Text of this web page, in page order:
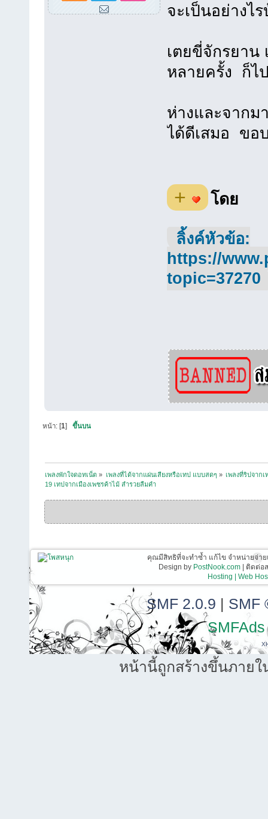
จะเป็นอย่างไ
เตยขี่จักรยาน
หลายครั้ง ก็ไ
ห่างและจากม
ได้ดีเสมอ ข
+ โดย
ลิ้งค์หัวข้อ:
https://
topic=37270
หน้า: [1]ขึ้นบน
เพลงพักใจดอทเน็ต » เพลงที่ได้จากแผ่นเสียงหรือเทป แบบสดๆ » เพลงที่ริปจาก
19 เทปจากเมืองเพชรค้าไม้ สำรวยลืมคำ
คุณมีสิทธิที่จะทำซ้ำ แก้ไข จำหน่ายจ่า
Design by PostNook.com| ติดต่อส
Hosting | Web
SMF 2.0.9 | SMF
SMFAds
หน้านี้ถูกสร้างขึ้นภายใ